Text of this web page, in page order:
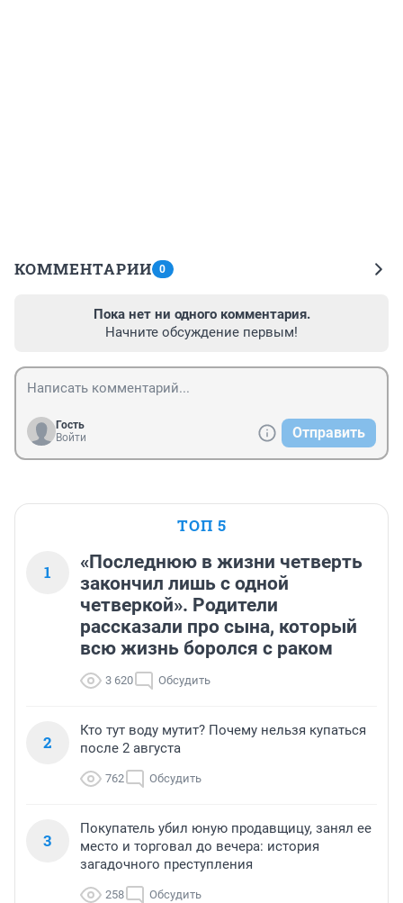
КОММЕНТАРИИ 0
Пока нет ни одного комментария.
Начните обсуждение первым!
Гость
Войти
Отправить
ТОП 5
1
«Последнюю в жизни четверть
закончил лишь с одной
четверкой». Родители
рассказали про сына, который
всю жизнь боролся с раком
3 620 Обсудить
2
Кто тут воду мутит? Почему нельзя купаться
после 2 августа
762 Обсудить
3
Покупатель убил юную продавщицу, занял ее
место и торговал до вечера: история
загадочного преступления
258 Обсудить